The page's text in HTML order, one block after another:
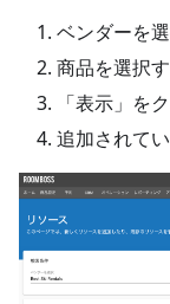
ベンダーを
商品を選択
「表示」を
追加されて